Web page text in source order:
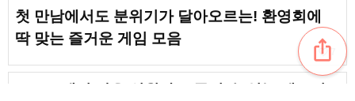
첫 만남에서도 분위기가 달아오르는! 환영회에
딱 맞는 즐거운 게임 모음
favorite_border
ios_share